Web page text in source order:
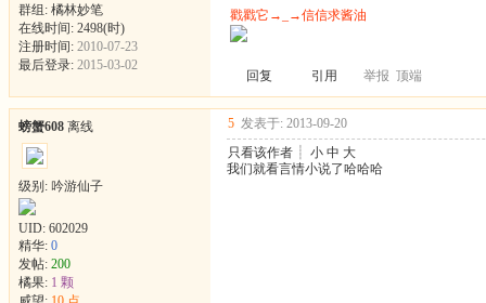
群组: 橘林妙笔
在线时间: 2498(时)
注册时间: 2010-07-23
最后登录: 2015-03-02
戳戳它→_→信信求酱油
回复 引用 举报 顶端
螃蟹608 离线
级别: 吟游仙子
UID: 602029
精华: 0
发帖: 200
橘果: 1 颗
5 发表于: 2013-09-20
只看该作者 ┊ 小 中 大
我们就看言情小说了哈哈哈